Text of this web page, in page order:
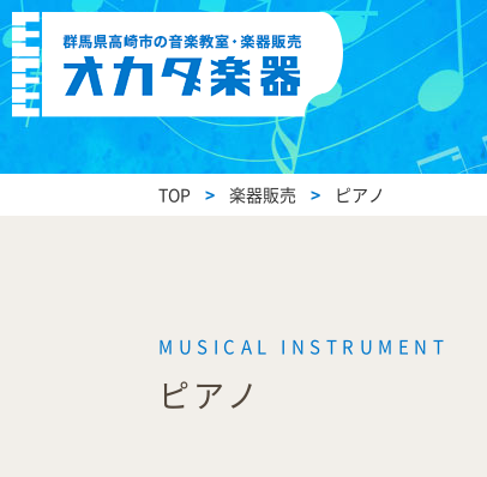
TOP > 楽器販売 > ピアノ
ピアノ